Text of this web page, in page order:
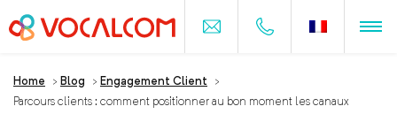
Home > Blog > Engagement Client
>
Parcours clients : comment positionner au bon moment les canaux